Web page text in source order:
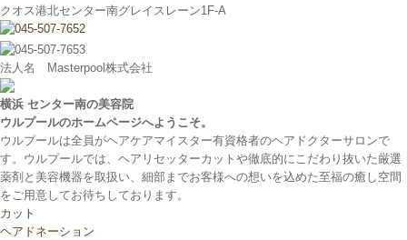
クオス港北センター南グレイスレーン1F‐A
法人名 Masterpool株式会社
横浜 センター南の美容院
ウルプールのホームページへようこそ。
ウルプールは全員がヘアケアマイスター有資格者のヘアドクターサロンで
す。ウルプールでは、ヘアリセッターカットや徹底的にこだわり抜いた厳選
薬剤と美容機器を取扱い、細部までお客様への想いを込めた至福の癒し空間
をご用意してお待ちしております。
カット
ヘアドネーション